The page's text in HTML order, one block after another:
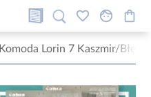
Komoda Lorin 7 Kaszmir/